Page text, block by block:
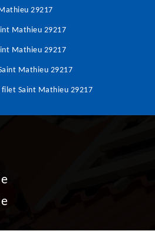
29217
Mathieu 29217
Mathieu 29217
Mathieu 29217
filet Saint Mathieu 29217